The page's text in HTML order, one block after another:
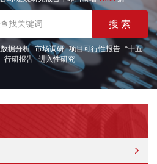
据分析 市场调研 项目可行性报告
“十五
行研报告 进入性研究